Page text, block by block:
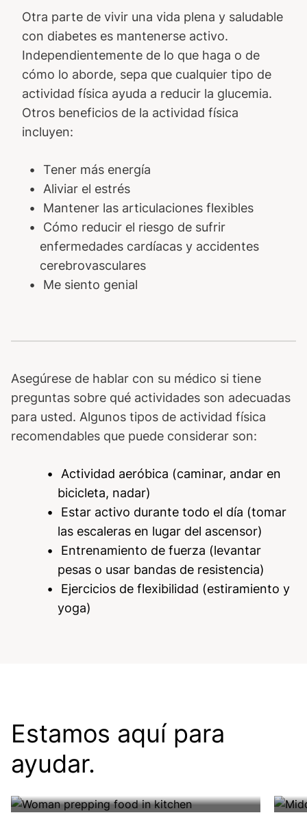
Otra parte de vivir una vida plena y saludable
con diabetes es mantenerse activo.
Independientemente de lo que haga o de
cómo lo aborde, sepa que cualquier tipo de
actividad física ayuda a reducir la glucemia.
Otros beneficios de la actividad física
incluyen:
Tener más energía
Aliviar el estrés
Mantener las articulaciones flexibles
Cómo reducir el riesgo de sufrir
enfermedades cardíacas y accidentes
cerebrovasculares
Me siento genial
Asegúrese de hablar con su médico si tiene
preguntas sobre qué actividades son adecuadas
para usted. Algunos tipos de actividad física
recomendables que puede considerar son:
Actividad aeróbica (caminar, andar en
bicicleta, nadar)
Estar activo durante todo el día (tomar
las escaleras en lugar del ascensor)
Entrenamiento de fuerza (levantar
pesas o usar bandas de resistencia)
Ejercicios de flexibilidad (estiramiento y
yoga)
Estamos aquí para
ayudar.
Image
Nutrición
Comer bien no tiene por qué ser
aburrido.
Leer más
Image